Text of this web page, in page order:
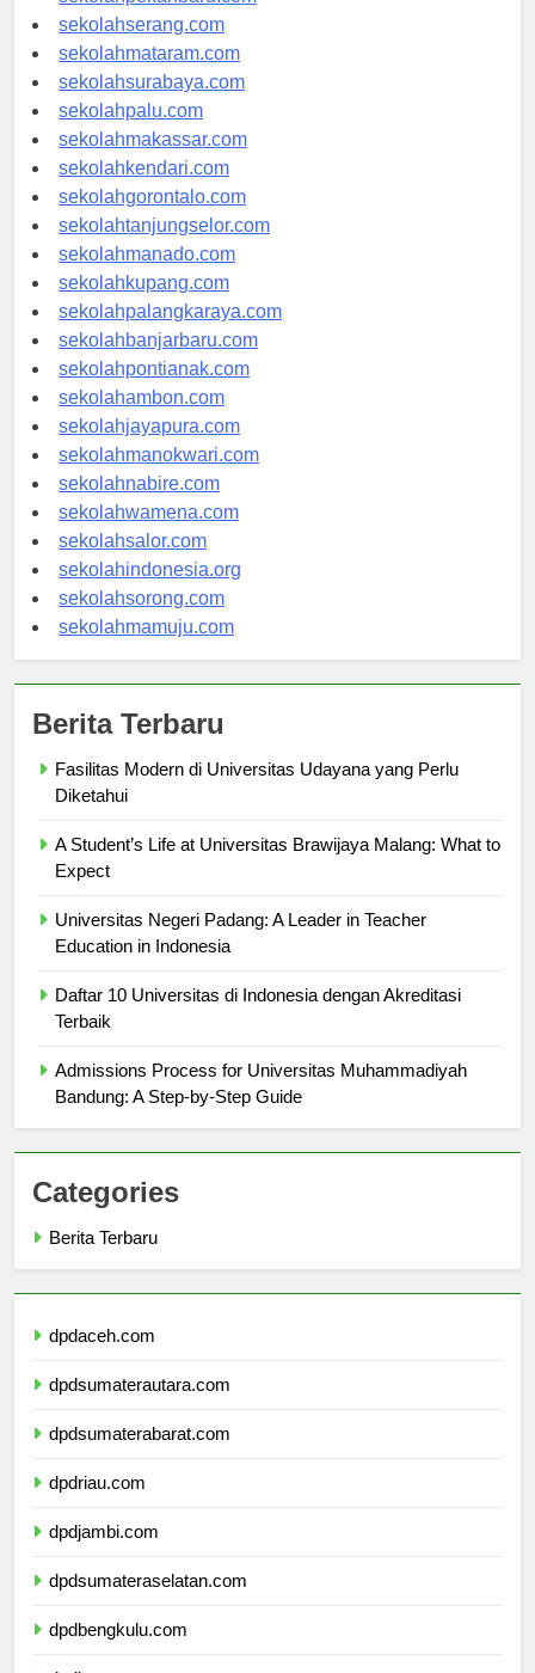
sekolahpekanbaru.com
sekolahserang.com
sekolahmataram.com
sekolahsurabaya.com
sekolahpalu.com
sekolahmakassar.com
sekolahkendari.com
sekolahgorontalo.com
sekolahtanjungselor.com
sekolahmanado.com
sekolahkupang.com
sekolahpalangkaraya.com
sekolahbanjarbaru.com
sekolahpontianak.com
sekolahambon.com
sekolahjayapura.com
sekolahmanokwari.com
sekolahnabire.com
sekolahwamena.com
sekolahsalor.com
sekolahindonesia.org
sekolahsorong.com
Berita Terbaru
Fasilitas Modern di Universitas Udayana yang Perlu
A Student’s Life at Universitas Brawijaya Malang: What to
Universitas Negeri Padang: A Leader in Teacher
Daftar 10 Universitas di Indonesia dengan Akreditasi
Admissions Process for Universitas Muhammadiyah
Categories